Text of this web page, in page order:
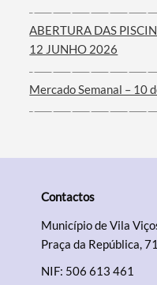
Filtros
ABERTURA DAS
12 JUNHO 2026
Mercado Semanal – 10
Contactos
Município de Vila
Praça da República,
NIF: 506 613 461